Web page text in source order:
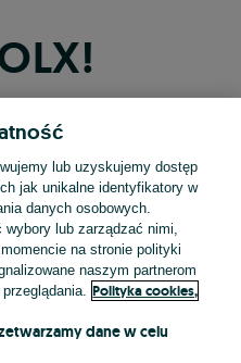
Facebooka
konto Apple
konto Google
lub uzyskujemy dostęp
jak unikalne identyfikatory w
danych osobowych.
lub zarządzać nimi,
na stronie polityki
naszym partnerom
Polityka cookies,
dane w celu